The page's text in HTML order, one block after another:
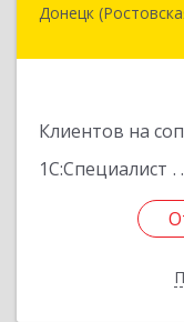
Донецк
Клиентов на
1С:Специалист
346330,